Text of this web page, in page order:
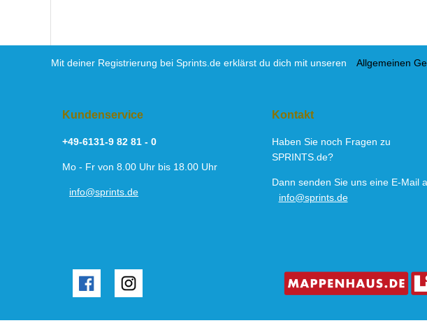
Mit deiner Registrierung bei Sprints.de erklärst du dich mit unseren Allgemeinen
Kundenservice
+49-6131-9 82 81 - 0
Mo - Fr von 8.00 Uhr bis 18.00 Uhr
info@sprints.de
Kontakt
Haben Sie noch Fragen zu
SPRINTS.de?
Dann senden Sie uns eine E-Mail
info@sprints.de